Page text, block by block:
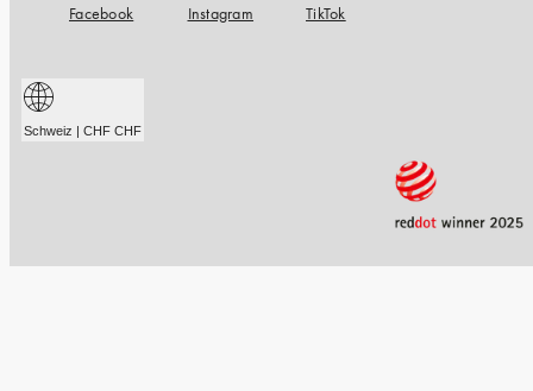
Facebook Instagram TikTok
Schweiz | CHF CHF